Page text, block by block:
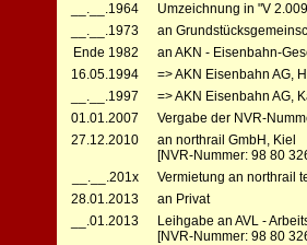
__.__.1964
Umzeichnung in "V
__.__.1973
an
Ende 1982
an AKN - Eisenbahn-
16.05.1994
=> AKN Eisenbahn AG,
__.__.1997
=> AKN Eisenbahn AG,
01.01.2007
Vergabe der NVR-
27.12.2010
an northrail GmbH, Kiel
[NVR-Nummer: 98 80
__.__.201x
Vermietung an northrail
28.01.2013
an Privat
__.01.2013
Leihgabe an AVL -
[NVR-Nummer: 98 80